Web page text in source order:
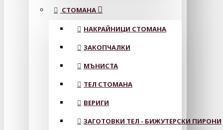
СТОМАНА
НАКРАЙНИЦИ СТОМАНА
ЗАКОПЧАЛКИ
МЪНИСТА
ТЕЛ СТОМАНА
ВЕРИГИ
ЗАГОТОВКИ ТЕЛ - БИЖУТЕРСКИ ПИРОНИ